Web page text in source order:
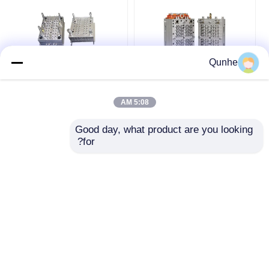
فك القالب
طلاء الأجهزة المنزلية
صب حقن Overmolding
NAK80
افضل سعر
تجويف قوالب حقن
البلاستيك الطبية
افضل سعر
Qunhe
5:08 AM
Good day, what product are you looking
for?